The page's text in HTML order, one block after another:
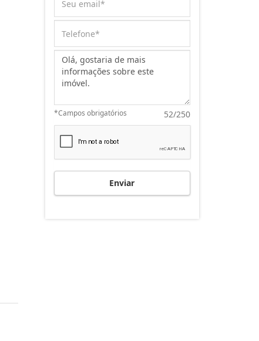
Mensagem:
52/250
*Campos obrigatórios
Enviar